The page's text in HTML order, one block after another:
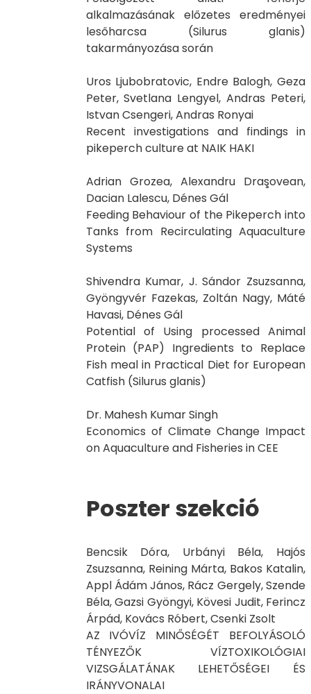
alkalmazásának előzetes eredményei
lesőharcsa (Silurus glanis)
takarmányozása során
Uros Ljubobratovic, Endre Balogh, Geza
Peter, Svetlana Lengyel, Andras Peteri,
Istvan Csengeri, Andras Ronyai
Recent investigations and findings in
pikeperch culture at NAIK HAKI
Adrian Grozea, Alexandru Draşovean,
Dacian Lalescu, Dénes Gál
Feeding Behaviour of the Pikeperch into
Tanks from Recirculating Aquaculture
Systems
Shivendra Kumar, J. Sándor Zsuzsanna,
Gyöngyvér Fazekas, Zoltán Nagy, Máté
Havasi, Dénes Gál
Potential of Using processed Animal
Protein (PAP) Ingredients to Replace
Fish meal in Practical Diet for European
Catfish (Silurus glanis)
Dr. Mahesh Kumar Singh
Economics of Climate Change Impact
on Aquaculture and Fisheries in CEE
Poszter szekció
Bencsik Dóra, Urbányi Béla, Hajós
Zsuzsanna, Reining Márta, Bakos Katalin,
Appl Ádám János, Rácz Gergely, Szende
Béla, Gazsi Gyöngyi, Kövesi Judit, Ferincz
Árpád, Kovács Róbert, Csenki Zsolt
AZ IVÓVÍZ MINŐSÉGÉT BEFOLYÁSOLÓ
TÉNYEZŐK VÍZTOXIKOLÓGIAI
VIZSGÁLATÁNAK LEHETŐSÉGEI ÉS
IRÁNYVONALAI